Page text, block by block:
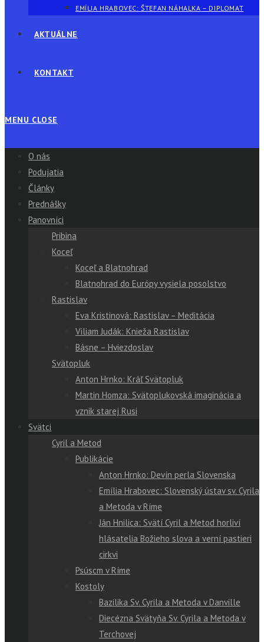
EMÍLIA HRABOVEC: ŠTEFAN NÁHALKA – DIPLOMAT
AKTUÁLNE
KONTAKT
MENU CLOSE
O nás
Podujatia
Články
Prednášky
Panovníci
Pribina
Koceľ
Koceľ a Blatnohrad
Blatnohrad do Európy vysiela posolstvo
Rastislav
Eva Kristinová: Rastislav – Meditácia
Viliam Judák: Knieža Rastislav
Básne – Hviezdoslav
Svätopluk
Anton Hrnko: Kráľ Svätopluk
Martin Homza: Svätoplukovská imaginácia a
vznik starej Rusi
Svätci
Cyril a Metod
Publikácie
Anton Hrnko: Devín perla Slovenska
Emília Hrabovec: Slovenský ústav sv. Cyrila
a Metoda v Ríme
Ján Hnilica: Svätí Cyril a Metod horliví
hlásatelia Božieho slova a verní pastieri
cirkvi
Psúscm v Ríme
Kostoly
Bazilika Sv. Cyrila a Metoda v Danville
Diecézna Svätyňa Sv. Cyrila a Metoda v
Terchovej